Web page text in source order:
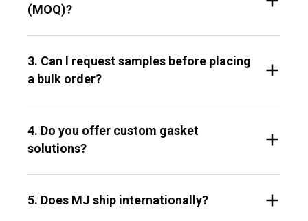
(MOQ)?
3. Can I request samples before placing
a bulk order?
4. Do you offer custom gasket
solutions?
5. Does MJ ship internationally?